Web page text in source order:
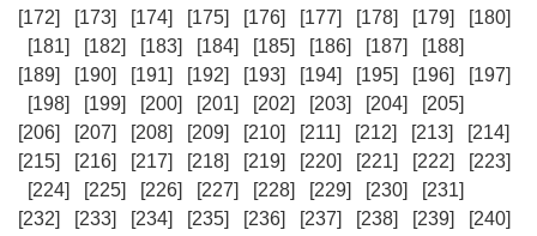
[172]
[173] [174] [175] [176] [177] [178] [179]
[180]
[181]
[182] [183] [184] [185] [186] [187]
[188]
[189]
[190] [191] [192] [193] [194] [195] [196]
[197]
[198]
[199] [200] [201] [202] [203] [204]
[205]
[206]
[207] [208] [209] [210] [211] [212] [213]
[214]
[215]
[216] [217] [218] [219] [220] [221] [222]
[223]
[224]
[225] [226] [227] [228] [229] [230]
[231]
[232]
[233] [234] [235] [236] [237] [238] [239]
[240]